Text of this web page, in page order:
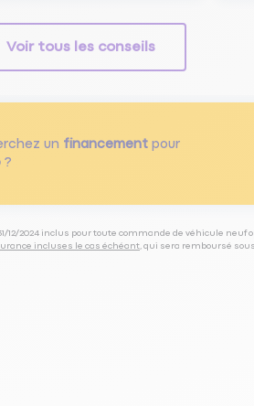
Voir tous les conseils
un financementpour
?
12/2024 inclus pour toute commande de véhicule neuf
incluses le cas échéant , qui sera remboursé